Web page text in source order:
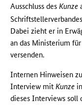
Ausschluss desKunze
Dabei zieht er in
an das Ministerium
versenden.
Internen Hinweisen
Interview mitKunze
dieses Interviews soll